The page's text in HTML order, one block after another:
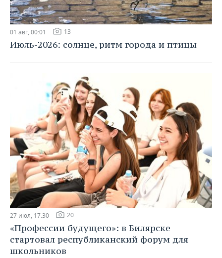
01 авг, 00:01 13
Июль-2026: солнце, ритм города и птицы
27 июл, 17:30 20
«Профессии будущего»: в Билярске
стартовал республиканский форум для
школьников